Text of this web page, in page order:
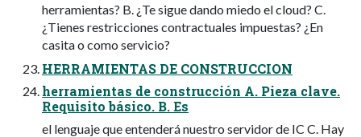
herramientas? B. ¿Te sigue dando miedo el cloud? C.
¿Tienes restricciones contractuales impuestas? ¿En
casita o como servicio?
HERRAMIENTAS DE CONSTRUCCION
herramientas de construcción A. Pieza clave.
Requisito básico. B. Es
el lenguaje que entenderá nuestro servidor de IC C. Hay